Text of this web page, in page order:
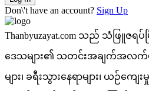
Don\'t have an account? Sign Up
Thanbyuzayat.com သည် သံဖြူဇ
ဒေသများ၏ သတင်းအချက်အလက်မျာ
များ၊ ခရီးသွားနေရာများ၊ ယဉ်ကျ